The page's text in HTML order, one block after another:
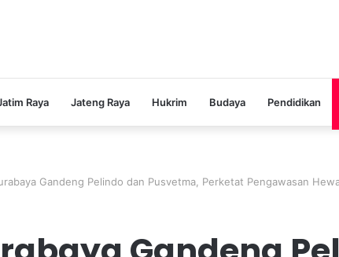
Raya Jateng Raya Hukrim Budaya Pendidikan
Gandeng Pelindo dan Pusvetma, Perketat Pengawasan